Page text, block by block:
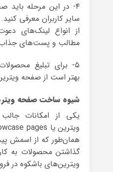
۴- در این مرحله باید
سایر کاربران معرفی
از انواع لینک‌های
مطالب و پست‌های جذاب
۵- برای تبلیغ
بهتر است از صفحه
شیوه ساخت صفحه
یکی از امکانات
همان‌طور که از اسمش
گذاشتن محصولات به
ویترین‌های باشکوه در